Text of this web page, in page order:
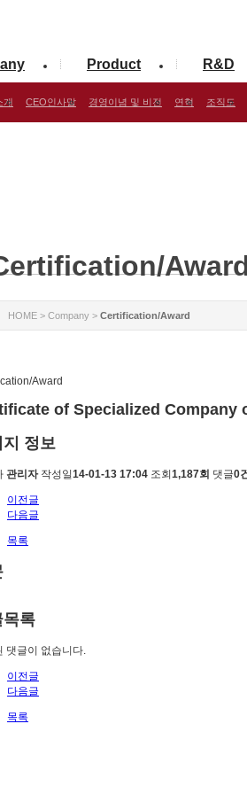
개 CEO인사말 경영이념 및 비전 연혁 조직도
Product R&D
HOME > Company > Certification/Award
Award
of Specialized Company
정보
관리자 작성일14-01-13 17:04 조회1,187회 댓글0
이전글
다음글
목록
목록
댓글이 없습니다.
이전글
다음글
목록